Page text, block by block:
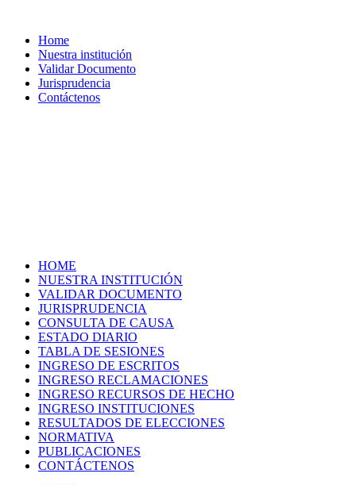
Home
Nuestra institución
Validar Documento
Jurisprudencia
Contáctenos
HOME
NUESTRA INSTITUCIÓN
VALIDAR DOCUMENTO
JURISPRUDENCIA
CONSULTA DE CAUSA
ESTADO DIARIO
TABLA DE SESIONES
INGRESO DE ESCRITOS
INGRESO RECLAMACIONES
INGRESO RECURSOS DE HECHO
INGRESO INSTITUCIONES
RESULTADOS DE ELECCIONES
NORMATIVA
PUBLICACIONES
CONTÁCTENOS